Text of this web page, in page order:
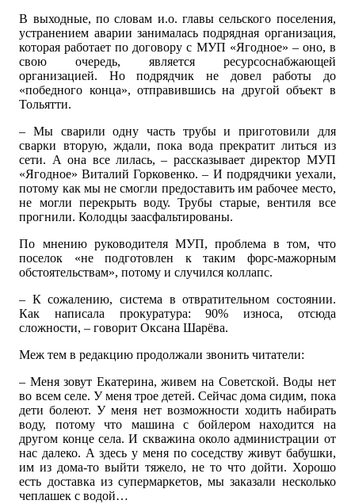
В выходные, по словам и.о. главы сельского поселения,
устранением аварии занималась подрядная организация,
которая работает по договору с МУП «Ягодное» – оно, в
свою очередь, является ресурсоснабжающей
организацией. Но подрядчик не довел работы до
«победного конца», отправившись на другой объект в
Тольятти.
– Мы сварили одну часть трубы и приготовили для
сварки вторую, ждали, пока вода прекратит литься из
сети. А она все лилась, – рассказывает директор МУП
«Ягодное» Виталий Горковенко. – И подрядчики уехали,
потому как мы не смогли предоставить им рабочее место,
не могли перекрыть воду. Трубы старые, вентиля все
прогнили. Колодцы заасфальтированы.
По мнению руководителя МУП, проблема в том, что
поселок «не подготовлен к таким форс-мажорным
обстоятельствам», потому и случился коллапс.
– К сожалению, система в отвратительном состоянии.
Как написала прокуратура: 90% износа, отсюда
сложности, – говорит Оксана Шарёва.
Меж тем в редакцию продолжали звонить читатели:
– Меня зовут Екатерина, живем на Советской. Воды нет
во всем селе. У меня трое детей. Сейчас дома сидим, пока
дети болеют. У меня нет возможности ходить набирать
воду, потому что машина с бойлером находится на
другом конце села. И скважина около администрации от
нас далеко. А здесь у меня по соседству живут бабушки,
им из дома-то выйти тяжело, не то что дойти. Хорошо
есть доставка из супермаркетов, мы заказали несколько
чеплашек с водой…